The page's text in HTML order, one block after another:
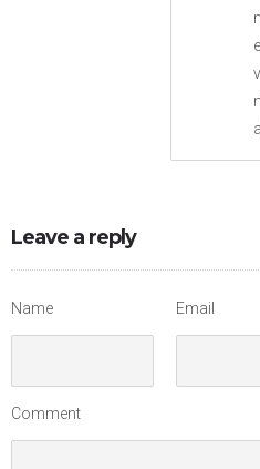
Leave a reply
Name Email
Comment